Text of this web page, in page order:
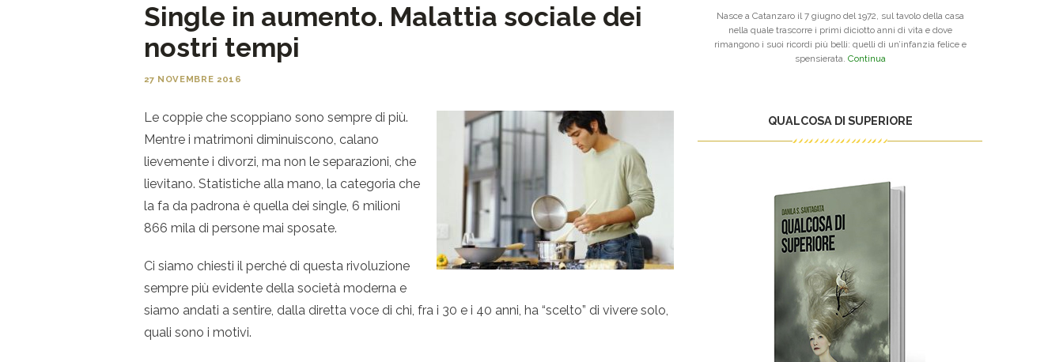
Single in aumento. Malattia sociale dei
nostri tempi
27 NOVEMBRE 2016
Le coppie che scoppiano sono sempre di più.
Mentre i matrimoni diminuiscono, calano
lievemente i divorzi, ma non le separazioni, che
lievitano. Statistiche alla mano, la categoria che
la fa da padrona è quella dei single, 6 milioni
866 mila di persone mai sposate.
Ci siamo chiesti il perché di questa rivoluzione
sempre più evidente della società moderna e
siamo andati a sentire, dalla diretta voce di chi, fra i 30 e i 40 anni, ha “scelto” di vivere solo,
quali sono i motivi.
Nasce a Catanzaro il 7 giugno del 1972, sul tavolo della casa
nella quale trascorre i primi diciotto anni di vita e dove
rimangono i suoi ricordi più belli: quelli di un’infanzia felice e
spensierata. Continua
QUALCOSA DI SUPERIORE